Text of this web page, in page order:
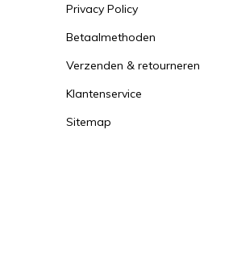
Privacy Policy
Betaalmethoden
Verzenden & retourneren
Klantenservice
Sitemap